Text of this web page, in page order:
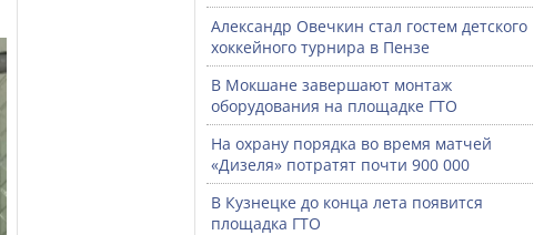
Александр Овечкин стал гостем детского
хоккейного турнира в Пензе
В Мокшане завершают монтаж
оборудования на площадке ГТО
На охрану порядка во время матчей
«Дизеля» потратят почти 900 000
В Кузнецке до конца лета появится
площадка ГТО